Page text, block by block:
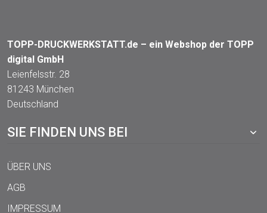
TOPP-DRUCKWERKSTATT.de – ein Webshop der TOPP
digital GmbH
Leienfelsstr. 28
81243 München
Deutschland
SIE FINDEN UNS BEI
ÜBER UNS
AGB
IMPRESSUM